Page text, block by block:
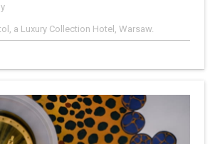
a Luxury Collection Hotel, Warsaw.